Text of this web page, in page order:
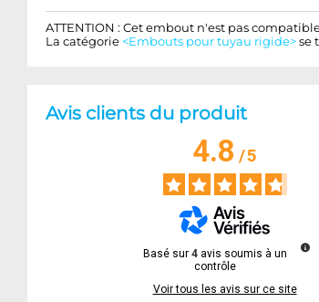
ATTENTION : Cet embout n'est pas
La catégorie <Embouts pour tuyau rigide>se
Avis clients du produit
4.8/5
Basé sur 4 avis soumis à un
contrôle
Voir tous les avis sur ce site